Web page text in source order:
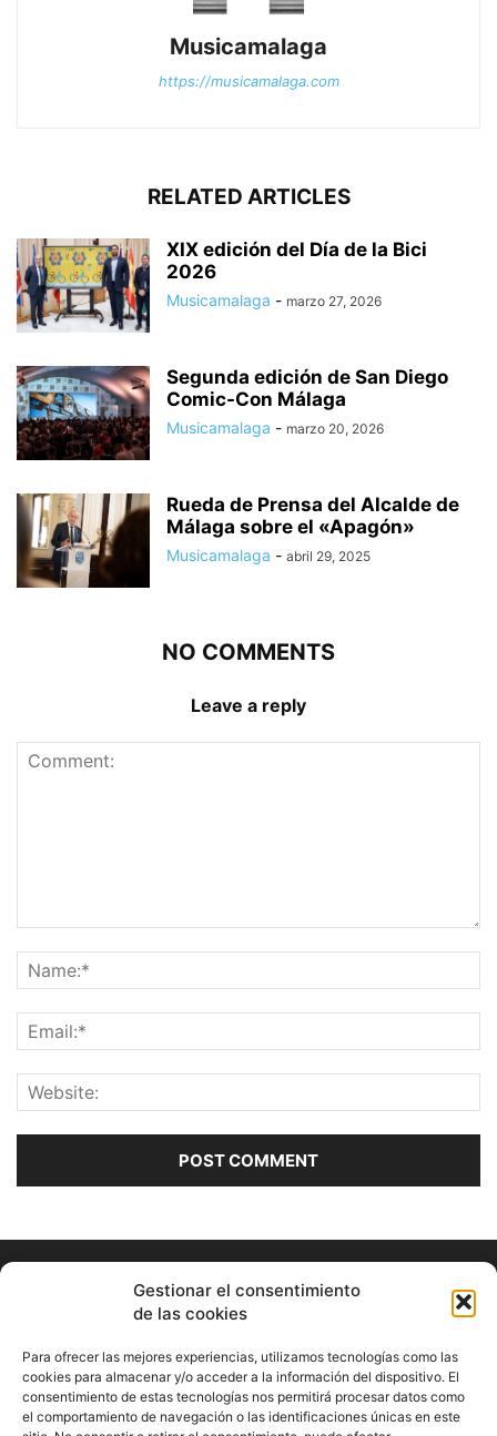
Gestionar el consentimiento
de las cookies
Para ofrecer las mejores experiencias, utilizamos tecnologías como las
cookies para almacenar y/o acceder a la información del dispositivo. El
consentimiento de estas tecnologías nos permitirá procesar datos como
el comportamiento de navegación o las identificaciones únicas en este
Musicamalaga
https://musicamalaga.com
RELATED ARTICLES
XIX edición del Día de la Bici
2026
Musicamalaga - marzo 27, 2026
Segunda edición de San Diego
Comic-Con Málaga
Musicamalaga - marzo 20, 2026
Rueda de Prensa del Alcalde de
Málaga sobre el «Apagón»
Musicamalaga - abril 29, 2025
NO COMMENTS
Leave a reply
ABOUT US